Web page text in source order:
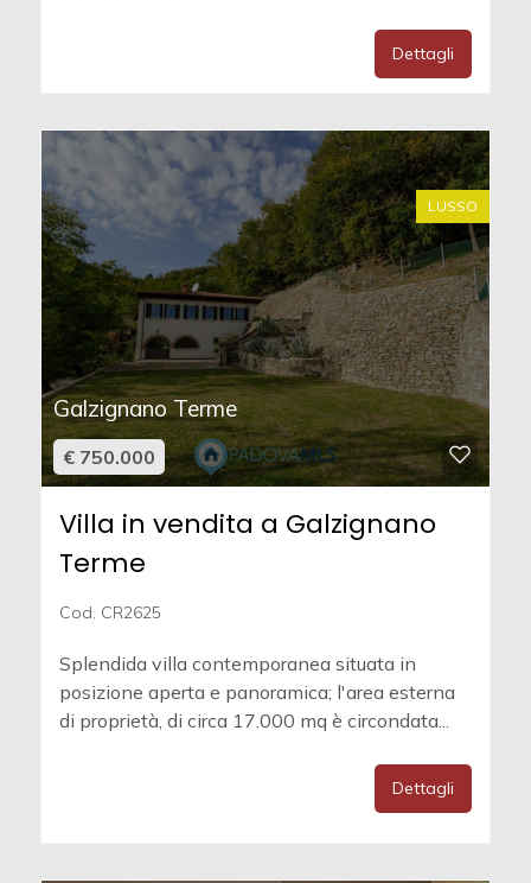
Dettagli
LUSSO
Galzignano Terme
€ 750.000
Villa in vendita a Galzignano
Terme
Cod. CR2625
Splendida villa contemporanea situata in
posizione aperta e panoramica; l'area esterna
di proprietà, di circa 17.000 mq è circondata...
Dettagli